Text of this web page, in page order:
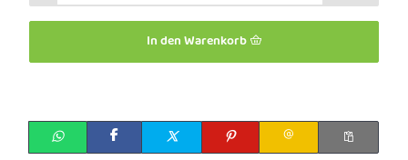
In den Warenkorb